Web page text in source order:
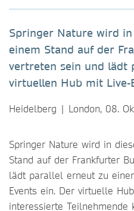
Springer Nature wird
einem Stand auf der
vertreten sein und lädt
virtuellen Hub mit Live-
Heidelberg | London, 08.
Springer Nature wird in
Stand auf der Frankfurter
lädt parallel erneut zu
Events ein. Der virtuelle
interessierte